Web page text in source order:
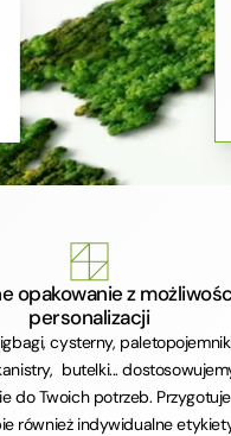
opakowanie z
personalizacji
cysterny,
butelki...
do Twoich potrzeb.
również indywidualne